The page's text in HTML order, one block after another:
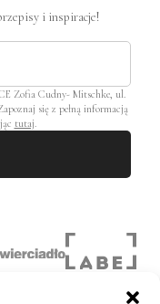
i inspiracje!
Zofia Cudny- Mitschke, ul.
się z pełną informacją
tutaj.